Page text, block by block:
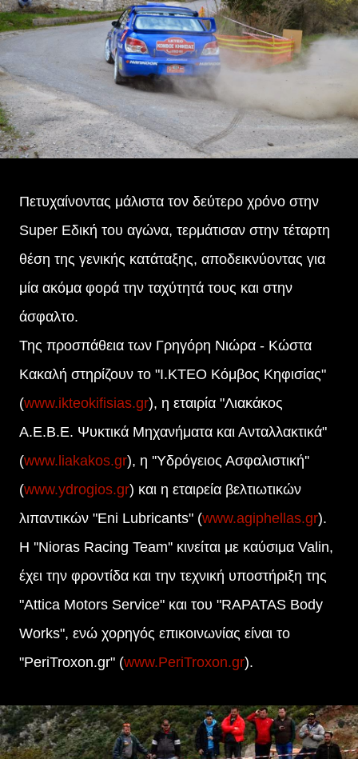
Πετυχαίνοντας μάλιστα τον δεύτερο χρόνο στην
Super Εδική του αγώνα, τερμάτισαν στην τέταρτη
θέση της γενικής κατάταξης, αποδεικνύοντας για
μία ακόμα φορά την ταχύτητά τους και στην
άσφαλτο.
Της προσπάθεια των Γρηγόρη Νιώρα - Κώστα
Κακαλή στηρίζουν το "Ι.ΚΤΕΟ Κόμβος Κηφισίας"
(www.ikteokifisias.gr), η εταιρία "Λιακάκος
Α.Ε.Β.Ε. Ψυκτικά Μηχανήματα και Ανταλλακτικά"
(www.liakakos.gr), η ''Υδρόγειος Ασφαλιστική''
(www.ydrogios.gr) και η εταιρεία βελτιωτικών
λιπαντικών "Eni Lubricants" (www.agiphellas.gr).
Η ''Nioras Racing Team'' κινείται με καύσιμα Valin,
έχει την φροντίδα και την τεχνική υποστήριξη της
"Attica Motors Service" και του "RAPATAS Body
Works", ενώ χορηγός επικοινωνίας είναι το
"PeriTroxon.gr" (www.PeriTroxon.gr).